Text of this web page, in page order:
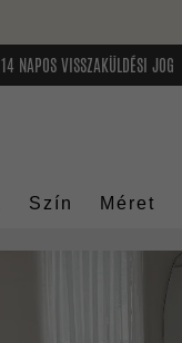
14 NAPOS VISSZAKÜLDÉSI JOG
Szín Méret